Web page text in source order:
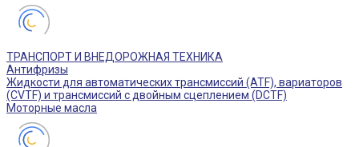
ТРАНСПОРТ И ВНЕДОРОЖНАЯ ТЕХНИКА
Антифризы
Жидкости для автоматических трансмиссий (ATF), вариаторов
(CVTF) и трансмиссий с двойным сцеплением (DCTF)
Моторные масла